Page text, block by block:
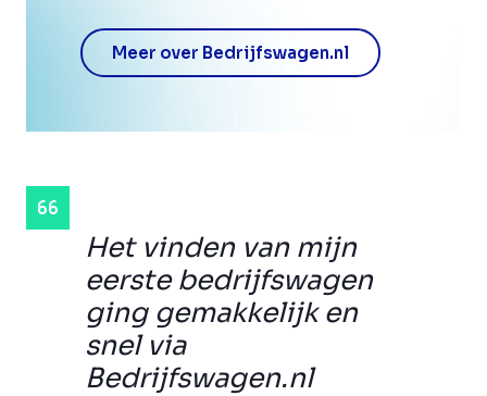
Het vinden van mijn
eerste bedrijfswagen
ging gemakkelijk en
snel via
Bedrijfswagen.nl
Meer over Bedrijfswagen.nl